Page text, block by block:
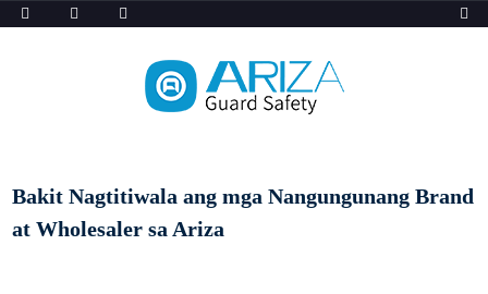
Bakit Nagtitiwala ang mga Nangungunang Brand
at Wholesaler sa Ariza